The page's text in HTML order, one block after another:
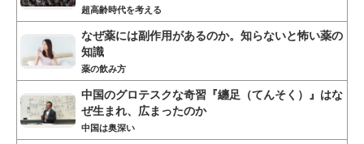
超高齢時代を考える
なぜ薬には副作用があるのか。知らないと怖い薬の
知識
薬の飲み方
中国のグロテスクな奇習『纏足（てんそく）』はな
ぜ生まれ、広まったのか
中国は奥深い